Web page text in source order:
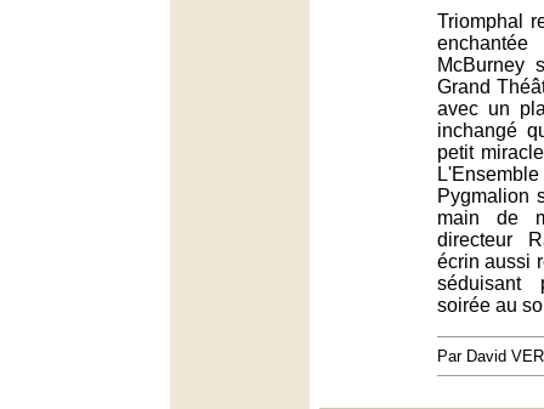
Triomphal
McBurney
Grand
avec un
inchangé
petit
Pygmalion
main de
directeur
écrin aussi
séduisant
soirée au
Par David